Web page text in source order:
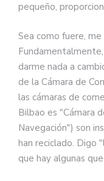
pequeño,
Sea como fuere,
darme nada a
de la Cámara de
las cámaras de
Bilbao es "Cámara
Navegación") son
han reciclado. Digo
que hay algunas